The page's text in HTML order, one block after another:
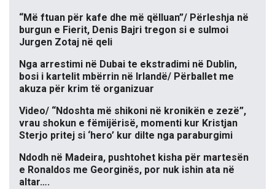
“Më ftuan për kafe dhe më qëlluan”/ Përleshja në
burgun e Fierit, Denis Bajri tregon si e sulmoi
Jurgen Zotaj në qeli
Nga arrestimi në Dubai te ekstradimi në Dublin,
bosi i kartelit mbërrin në Irlandë/ Përballet me
akuza për krim të organizuar
Video/ “Ndoshta më shikoni në kronikën e zezë”,
vrau shokun e fëmijërisë, momenti kur Kristjan
Sterjo pritej si ‘hero’ kur dilte nga paraburgimi
Ndodh në Madeira, pushtohet kisha për martesën
e Ronaldos me Georginës, por nuk ishin ata në
altar….